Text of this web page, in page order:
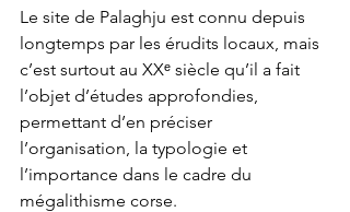
Le site de Palaghju est connu depuis
longtemps par les érudits locaux, mais
c’est surtout au XXᵉ siècle qu’il a fait
l’objet d’études approfondies,
permettant d’en préciser
l’organisation, la typologie et
l’importance dans le cadre du
mégalithisme corse.